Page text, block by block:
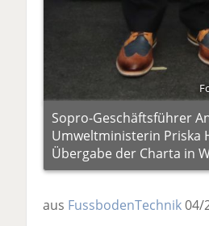
Sopro-Geschäftsführer
Umweltministerin Priska
Übergabe der Charta in
aus FussbodenTechnik04/